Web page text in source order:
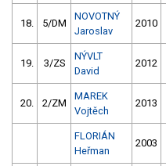
18. 5/DM
NOVOTNÝ
Jaroslav
2010
19. 3/ZS
NÝVLT
David
2012
20. 2/ZM
MAREK
Vojtěch
2013
FLORIÁN
Heřman
2003